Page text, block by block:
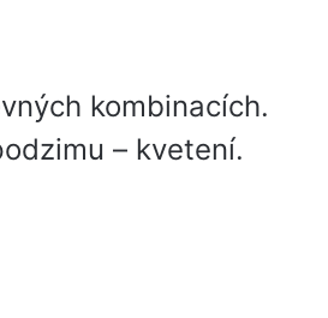
kombinacích.
– kvetení.